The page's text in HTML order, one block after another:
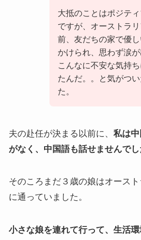
大抵のことはポジテ
ですが、オーストラ
前、友だちの家で優
かけられ、思わず涙が
こんなに不安な気持
たんだ。。と気がつ
た。
夫の赴任が決まる以前に、 私は
がなく、中国語も話せませんでし
そのころまだ３歳の娘はオース
に通っていました。
小さな娘を連れて行って、生活